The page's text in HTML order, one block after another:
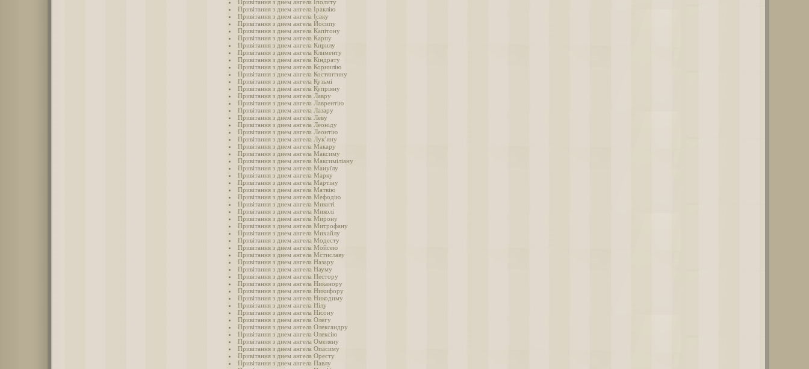
Привітання з днем ангела Іполиту
Привітання з днем ангела Іраклію
Привітання з днем ангела Ісаку
Привітання з днем ангела Йосипу
Привітання з днем ангела Капітону
Привітання з днем ангела Карпу
Привітання з днем ангела Кирилу
Привітання з днем ангела Клименту
Привітання з днем ангела Кіндрату
Привітання з днем ангела Корнилію
Привітання з днем ангела Костянтину
Привітання з днем ангела Кузьмі
Привітання з днем ангела Купріяну
Привітання з днем ангела Лавру
Привітання з днем ангела Лаврентію
Привітання з днем ангела Лазару
Привітання з днем ангела Леву
Привітання з днем ангела Леоніду
Привітання з днем ангела Леонтію
Привітання з днем ангела Лук’яну
Привітання з днем ангела Макару
Привітання з днем ангела Максиму
Привітання з днем ангела Максиміліану
Привітання з днем ангела Мануїлу
Привітання з днем ангела Марку
Привітання з днем ангела Мартіну
Привітання з днем ангела Матвію
Привітання з днем ангела Мефодію
Привітання з днем ангела Микиті
Привітання з днем ангела Миколі
Привітання з днем ангела Мирону
Привітання з днем ангела Митрофану
Привітання з днем ангела Михайлу
Привітання з днем ангела Модесту
Привітання з днем ангела Мойсею
Привітання з днем ангела Мстиславу
Привітання з днем ангела Назару
Привітання з днем ангела Науму
Привітання з днем ангела Нестору
Привітання з днем ангела Никанору
Привітання з днем ангела Никифору
Привітання з днем ангела Никодиму
Привітання з днем ангела Нілу
Привітання з днем ангела Нісону
Привітання з днем ангела Олегу
Привітання з днем ангела Олександру
Привітання з днем ангела Олексію
Привітання з днем ангела Омеляну
Привітання з днем ангела Опасиму
Привітання з днем ангела Оресту
Привітання з днем ангела Павлу